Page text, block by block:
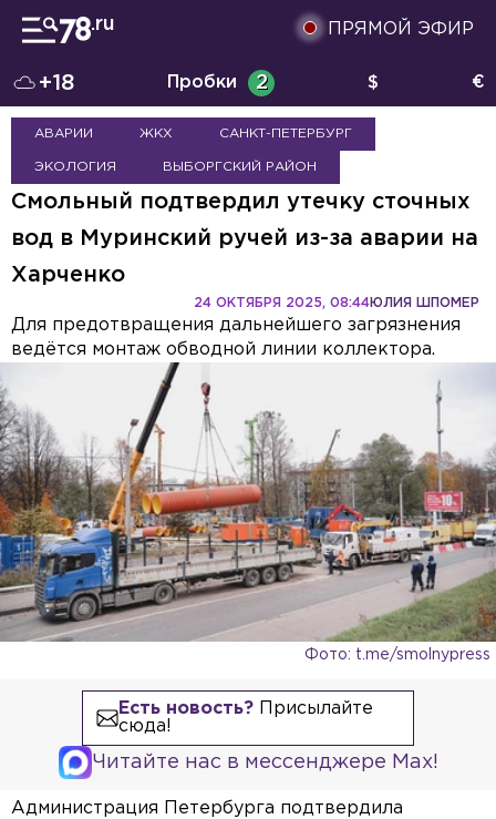
ПРЯМОЙ ЭФИР
+18 Пробки 2 $ €
АВАРИИ ЖКХ САНКТ-ПЕТЕРБУРГ
ЭКОЛОГИЯ ВЫБОРГСКИЙ РАЙОН
Смольный подтвердил утечку сточных
вод в Муринский ручей из-за аварии на
Харченко
ЮЛИЯ ШПОМЕР
24 ОКТЯБРЯ 2025, 08:44
Для предотвращения дальнейшего загрязнения
ведётся монтаж обводной линии коллектора.
Фото: t.me/smolnypress
Есть новость?Присылайте
сюда!
Читайте нас в мессенджере Max!
Администрация Петербурга подтвердила